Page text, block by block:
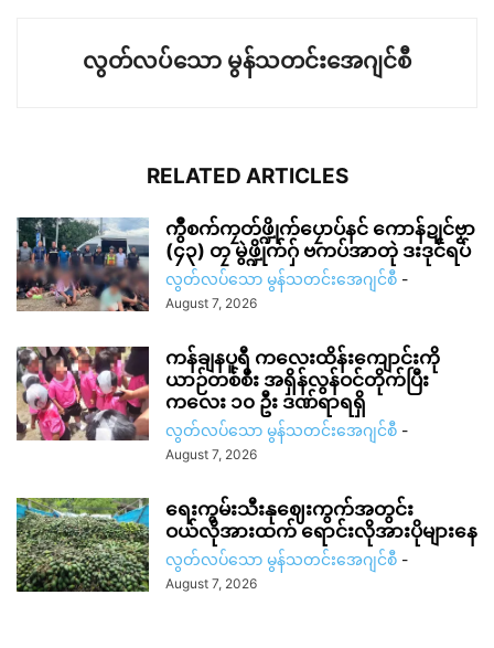
လွတ်လပ်သော မွန်သတင်းအေဂျင်စီ
RELATED ARTICLES
ကွဳစက်ကၠတ်ဖ္ဍိုက်ပၠောပ်နင် ကောန်ဍုင်ဗၟာ
(၄၃) တၠ မွဲဖ္ဍိုက်ဂှ် ဗကပ်အာတုဲ ဒးဒုင်ရပ်
လွတ်လပ်သော မွန်သတင်းအေဂျင်စီ -
August 7, 2026
ကန်ချနပူရီ ကလေးထိန်းကျောင်းကို
ယာဉ်တစ်စီး အရှိန်လွန်ဝင်တိုက်ပြီး
ကလေး ၁၀ ဦး ဒဏ်ရာရရှိ
လွတ်လပ်သော မွန်သတင်းအေဂျင်စီ -
August 7, 2026
ရေးကွမ်းသီးနုဈေးကွက်အတွင်း
ဝယ်လိုအားထက် ရောင်းလိုအားပိုများနေ
လွတ်လပ်သော မွန်သတင်းအေဂျင်စီ -
August 7, 2026